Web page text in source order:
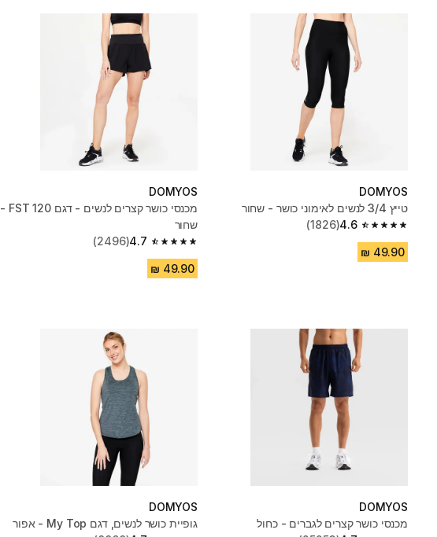
DOMYOS
טייץ 3/4 לנשים לאימוני כושר - שחור
4.6
4.6 out of 5 stars from 1826 reviews
(1826)
DOMYOS
מכנסי כושר קצרים לנשים - דגם FST 120 -
שחור
4.7
4.7 out of 5 stars from 2496 reviews
(2496)
DOMYOS
מכנסי כושר קצרים לגברים - כחול
DOMYOS
גופיית כושר לנשים, דגם My Top - אפור